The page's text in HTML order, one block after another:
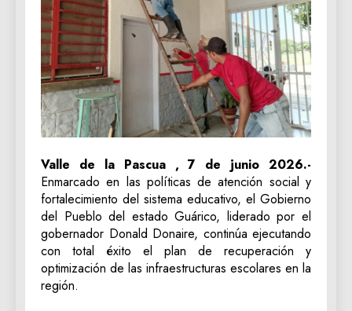
Valle de la Pascua , 7 de junio 2026.-
Enmarcado en las políticas de atención social y
fortalecimiento del sistema educativo, el Gobierno
del Pueblo del estado Guárico, liderado por el
gobernador Donald Donaire, continúa ejecutando
con total éxito el plan de recuperación y
optimización de las infraestructuras escolares en la
región.